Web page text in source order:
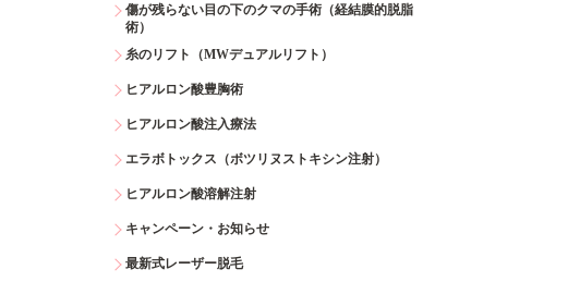
傷が残らない目の下のクマの手術（経結膜的脱脂
術）
糸のリフト（MWデュアルリフト）
ヒアルロン酸豊胸術
ヒアルロン酸注入療法
エラボトックス（ボツリヌストキシン注射）
ヒアルロン酸溶解注射
キャンペーン・お知らせ
最新式レーザー脱毛